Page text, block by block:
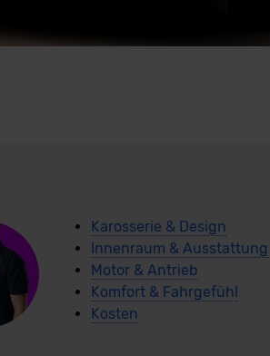
Karosserie & Design
Innenraum & Ausstattung
Motor & Antrieb
Komfort & Fahrgefühl
Kosten